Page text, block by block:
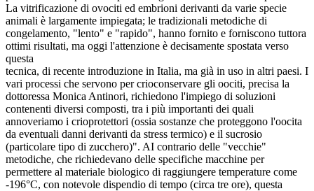
La vitrificazione di ovociti ed embrioni derivanti da varie specie
animali è largamente impiegata; le tradizionali metodiche di
congelamento, "lento" e "rapido", hanno fornito e forniscono tuttora
ottimi risultati, ma oggi l'attenzione è decisamente spostata verso
questa
tecnica, di recente introduzione in Italia, ma già in uso in altri paesi. I
vari processi che servono per crioconservare gli oociti, precisa la
dottoressa Monica Antinori, richiedono l'impiego di soluzioni
contenenti diversi composti, tra i più importanti dei quali
annoveriamo i crioprotettori (ossia sostanze che proteggono l'oocita
da eventuali danni derivanti da stress termico) e il sucrosio
(particolare tipo di zucchero)". AI contrario delle "vecchie"
metodiche, che richiedevano delle specifiche macchine per
permettere al materiale biologico di raggiungere temperature come
-196°C, con notevole dispendio di tempo (circa tre ore), questa